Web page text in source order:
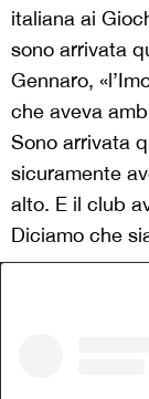
italiana ai
sono arrivata
Gennaro,
che aveva
Sono arrivata
sicuramente
alto. E il club
Diciamo che